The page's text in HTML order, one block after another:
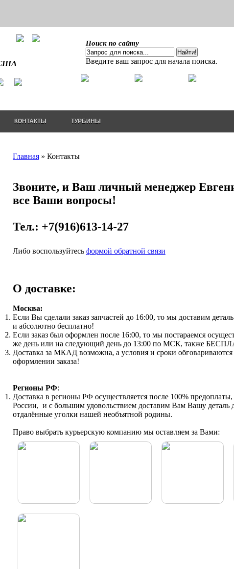
США
Поиск по сайту
Введите ваш запрос для начала поиска.
КОНТАКТЫ ТУРБИНЫ
Главная » Контакты
Звоните, и Ваш личный менеджер
все Ваши вопросы!
Тел.: +7(916)613-14-27
Либо воспользуйтесь формой обратной связи
О доставке:
Москва:
Если Вы сделали заказ запчастей до 16:00, то мы доставим
и абсолютно бесплатно!
Если заказ был оформлен после 16:00, то мы постараемся
же день или на следующий день до 13:00 по МСК, также
Доставка за МКАД возможна, а условия и сроки
оформлении заказа!
Регионы РФ:
Доставка в регионы РФ осуществляется после 100%
России, и с большим удовольствием доставим Вам Вашу деталь
отдалённые уголки нашей необъятной родины.
Право выбрать курьерскую компанию мы оставляем за Вами: